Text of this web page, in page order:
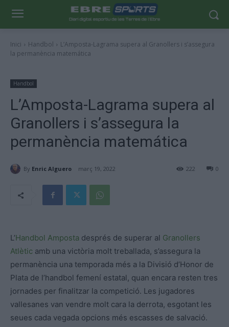
Inici Handbol
L’Amposta-Lagrama supera al Granollers i s’assegura
la permanència matemática
Handbol
L’Amposta-Lagrama supera al
Granollers i s’assegura la
permanència matemática
By Enric Alguero març 19, 2022 0
222
L’Handbol Amposta després de superar al Granollers
Atlètic amb una victòria molt treballada, s’assegura la
permanència una temporada més a la Divisió d’Honor de
Plata de l’handbol femení estatal, quan encara resten tres
jornades per finalitzar la competició. Les jugadores
vallesanes van vendre molt cara la derrota, esgotant les
seues cada vegada opcions més escasses de salvació.